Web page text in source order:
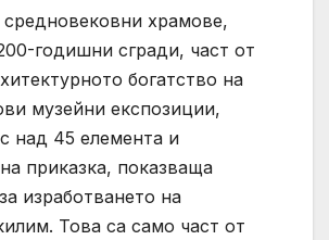
храмове,
годишни сгради, част от
богатство на
музейни експозиции,
над 45 елемента и
приказка, показваща
изработването на
Това са само част от